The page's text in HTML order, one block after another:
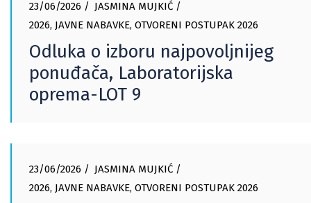
23/06/2026
JASMINA MUJKIĆ
2026, JAVNE NABAVKE, OTVORENI POSTUPAK 2026
Odluka o izboru najpovoljnijeg
ponuđača, Laboratorijska
oprema-LOT 9
23/06/2026
JASMINA MUJKIĆ
2026, JAVNE NABAVKE, OTVORENI POSTUPAK 2026